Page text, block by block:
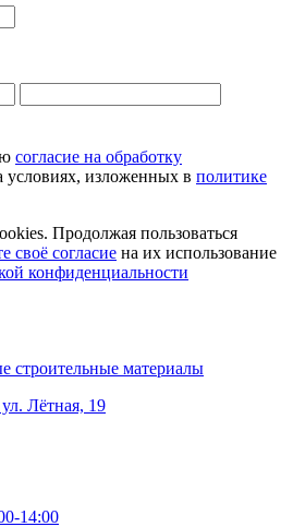
согласие на обработку
условиях, изложенных в политике
Продолжая пользоваться
своё согласие на их использование
конфиденциальности
строительные материалы
Лётная, 19
14:00